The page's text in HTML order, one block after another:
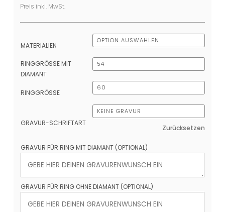
Preis inkl. MwSt.
MATERIALIEN
RINGGRÖSSE MIT D
IAMANT
RINGGRÖSSE
GRAVUR-SCHRIFTART
Zurücksetzen
GRAVUR FÜR RING MIT DIAMANT (OPTIONAL)
GRAVUR FÜR RING OHNE DIAMANT (OPTIONAL)